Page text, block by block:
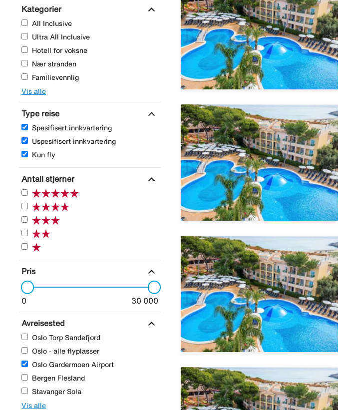
Kategorier expand_more
All Inclusive
Ultra All Inclusive
Hotell for voksne
Nær stranden
Familievennlig
Vis alle
Type reise expand_more
Spesifisert innkvartering
Uspesifisert innkvartering
Kun fly
Antall stjerner expand_more
Pris expand_more
0 30 000
Avreisested expand_more
Oslo Torp Sandefjord
Oslo - alle flyplasser
Oslo Gardermoen Airport
Bergen Flesland
Stavanger Sola
Vis alle